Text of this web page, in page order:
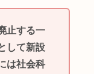
止する一
して新設
は社会科